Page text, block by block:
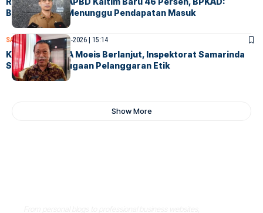
Belanja Masih Menunggu Pendapatan Masuk
SAMARINDA6-Agustus-2026 | 15:14
Kasus Dokter IA Moeis Berlanjut, Inspektorat Samarinda
Siap Periksa Dugaan Pelanggaran Etik
Show More